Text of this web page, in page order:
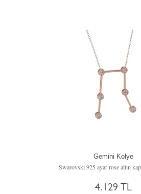
Gemini Kolye
4.129 TL